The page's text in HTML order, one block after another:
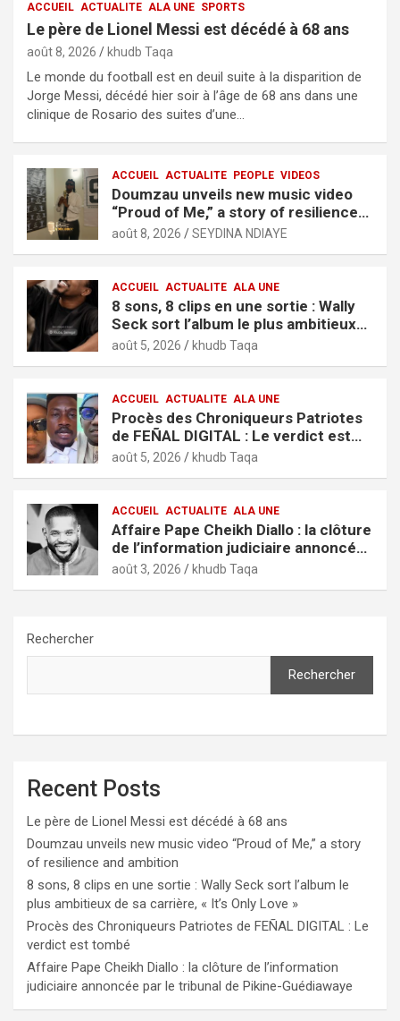
ACCUEIL ACTUALITE ALA UNE SPORTS
Le père de Lionel Messi est décédé à 68 ans
août 8, 2026 khudb Taqa
Le monde du football est en deuil suite à la disparition de
Jorge Messi, décédé hier soir à l’âge de 68 ans dans une
clinique de Rosario des suites d’une…
ACCUEIL ACTUALITE PEOPLE VIDEOS
Doumzau unveils new music video
“Proud of Me,” a story of resilience
and ambition
août 8, 2026 SEYDINA NDIAYE
ACCUEIL ACTUALITE ALA UNE
8 sons, 8 clips en une sortie : Wally
Seck sort l’album le plus ambitieux
de sa carrière, « It’s Only Love »
août 5, 2026 khudb Taqa
ACCUEIL ACTUALITE ALA UNE
Procès des Chroniqueurs Patriotes
de FEÑAL DIGITAL : Le verdict est
tombé
août 5, 2026 khudb Taqa
ACCUEIL ACTUALITE ALA UNE
Affaire Pape Cheikh Diallo : la clôture
de l’information judiciaire annoncée
par le tribunal de Pikine-Guédiawaye
août 3, 2026 khudb Taqa
Rechercher
Rechercher
Recent Posts
Le père de Lionel Messi est décédé à 68 ans
Doumzau unveils new music video “Proud of Me,” a story
of resilience and ambition
8 sons, 8 clips en une sortie : Wally Seck sort l’album le
plus ambitieux de sa carrière, « It’s Only Love »
Procès des Chroniqueurs Patriotes de FEÑAL DIGITAL : Le
verdict est tombé
Affaire Pape Cheikh Diallo : la clôture de l’information
judiciaire annoncée par le tribunal de Pikine-Guédiawaye